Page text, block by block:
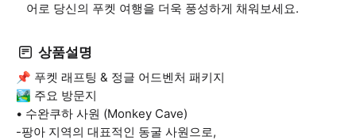
어로 당신의 푸켓 여행을 더욱 풍성하게 채워보세요.
상품설명
📌 푸켓 래프팅 & 정글 어드벤처 패키지
🏞️ 주요 방문지
• 수완쿠하 사원 (Monkey Cave)
-팡아 지역의 대표적인 동굴 사원으로,